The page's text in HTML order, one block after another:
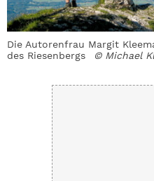
Die Autorenfrau Margit
des Riesenbergs
© Michael